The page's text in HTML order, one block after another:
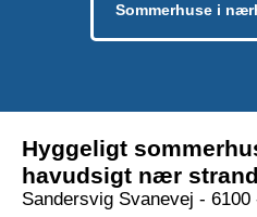
Sommerhuse i
Hyggeligt
havudsigt nær strand
Sandersvig Svanevej - 6100